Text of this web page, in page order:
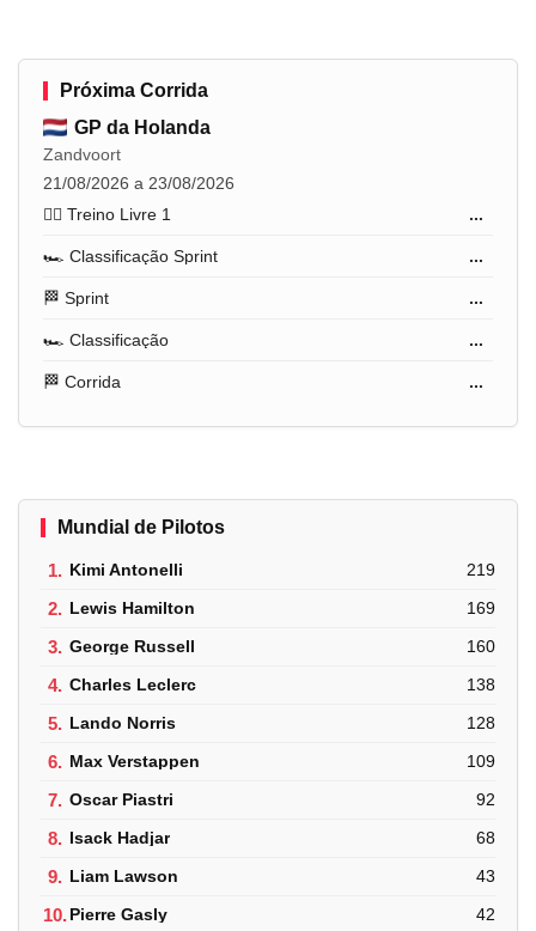
Próxima Corrida
GP da Holanda
Zandvoort
21/08/2026 a 23/08/2026
🏋️‍♂️ Treino Livre 1
...
🏎️ Classificação Sprint ...
🏁 Sprint ...
🏎️ Classificação ...
🏁 Corrida ...
Mundial de Pilotos
1. Kimi Antonelli 219
2. Lewis Hamilton 169
3. George Russell 160
4. Charles Leclerc 138
5. Lando Norris 128
6. Max Verstappen 109
7. Oscar Piastri 92
8. Isack Hadjar 68
9. Liam Lawson 43
10.Pierre Gasly 42